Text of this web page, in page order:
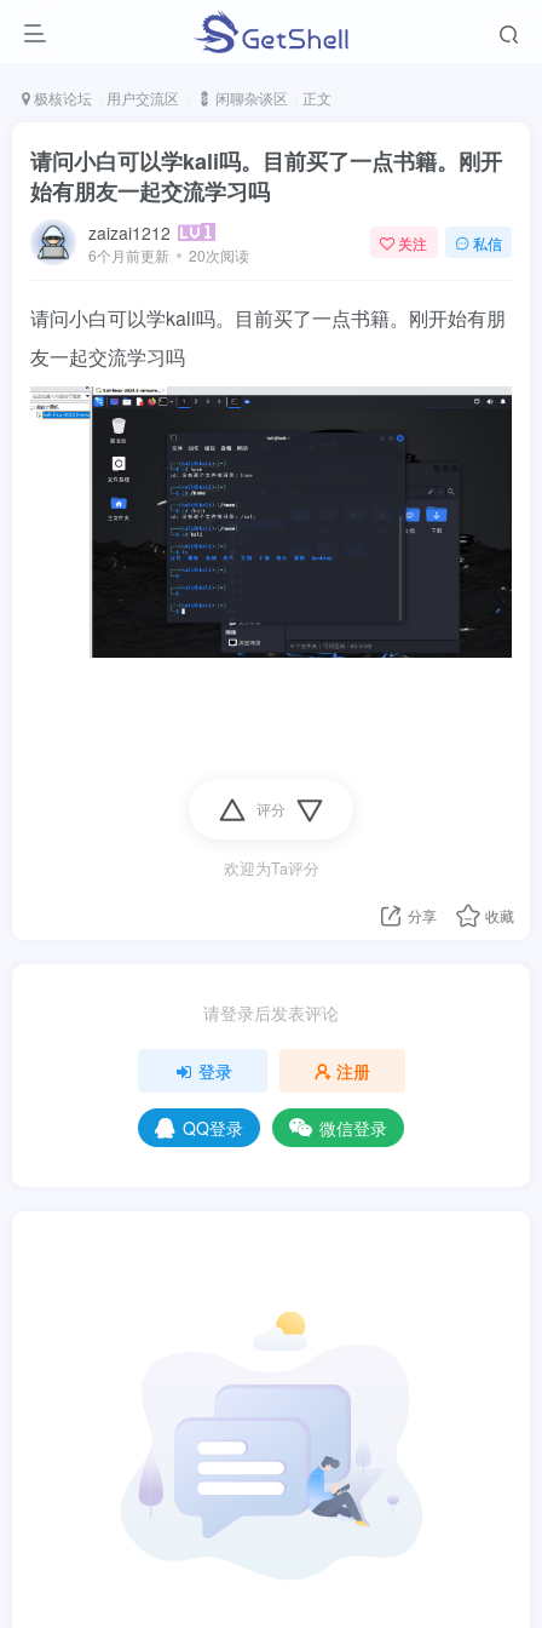
极核论坛 用户交流区 💈 闲聊杂谈区 正文
请问小白可以学kali吗。目前买了一点书籍。刚开
始有朋友一起交流学习吗
zaizai1212
6个月前更新 20次阅读
关注 私信
请问小白可以学kali吗。目前买了一点书籍。刚开始有朋
友一起交流学习吗
评分
欢迎为Ta评分
分享 收藏
请登录后发表评论
登录 注册
QQ登录 微信登录